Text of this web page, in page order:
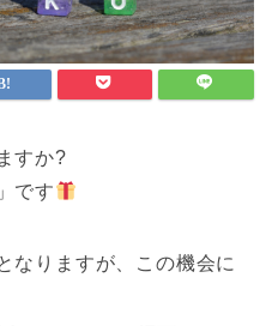
すか?
です
なりますが、この機会に